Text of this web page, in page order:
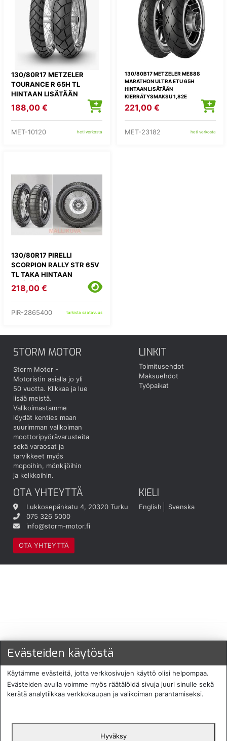
130/80R17 METZELER
TOURANCE R 65H TL
HINTAAN LISÄTÄÄN
KIERRÄTYSMAKSU 1,82E
188,00 €
MET-10120 heti verkosta
130/80B17 METZELER ME888
MARATHON ULTRA ETU 65H
HINTAAN LISÄTÄÄN
KIERRÄTYSMAKSU 1,82E
221,00 €
MET-23182 heti verkosta
130/80R17 PIRELLI
SCORPION RALLY STR 65V
TL TAKA HINTAAN
LISÄTÄÄN
KIERRÄTYSMAKSU 1,82E
218,00 €
PIR-2865400 tarkista saatavuus
STORM MOTOR
Storm Motor -
Motoristin asialla jo yli
50 vuotta. Klikkaa ja lue
lisää meistä.
Valikoimastamme
löydät kenties maan
suurimman valikoiman
moottoripyörävarusteita
sekä varaosat ja
tarvikkeet myös
mopoihin, mönkijöihin
ja kelkkoihin.
LINKIT
Toimitusehdot
Maksuehdot
Työpaikat
OTA YHTEYTTÄ
Lukkosepänkatu 4, 20320 Turku
075 326 5000
info@storm-motor.fi
OTA YHTEYTTÄ
KIELI
English Svenska
Maksu- ja toimitustavat
Evästeiden käytöstä
Käytämme evästeitä, jotta verkkosivujen käyttö olisi helpompaa.
Evästeiden avulla voimme myös räätälöidä sivuja juuri sinulle sekä
kerätä analytiikkaa verkkokaupan ja valikoiman parantamiseksi.
Hyväksy